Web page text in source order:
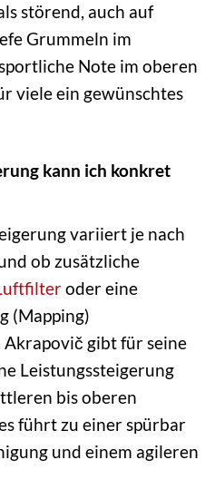
störend, auch auf
Grummeln im
Note im oberen
viele ein gewünschtes
kann ich konkret
variiert je nach
ob zusätzliche
oder eine
(Mapping)
gibt für seine
Leistungssteigerung
bis oberen
führt zu einer spürbar
und einem agileren